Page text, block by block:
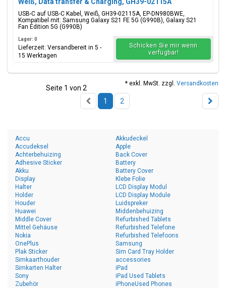
USB-C auf USB-C Kabel, Weiß, GH39-02115A, EP-DN980BWE,
Kompatibel mit: Samsung Galaxy S21 FE 5G (G990B), Galaxy S21
Fan Edition 5G (G990B)
Lager: 0
Lieferzeit: Versandbereit in 5 -
15 Werktagen
Schicken Sie mir wenn
verfügbar!
* exkl. MwSt. zzgl. Versandkosten
Seite 1 von 2
1
2
Accu
Accudeksel
Achterbehuizing
Adhesive Sticker
Akku
Akkudeckel
Apple
Back Cover
Battery
Battery Cover
Display
Halter
Holder
Houder
Huawei
Klebe Folie
LCD Display Modul
LCD Display Module
Luidspreker
Middenbehuizing
Middle Cover
Mittel Gehäuse
Nokia
OnePlus
Plak Sticker
Refurbished Tablets
Refurbished Telefone
Refurbished Telefoons
Samsung
Sim Card Tray Holder
Simkaarthouder
Simkarten Halter
Sony
Zubehör
accessories
iPad
iPad Used Tablets
iPhoneUsed Phones